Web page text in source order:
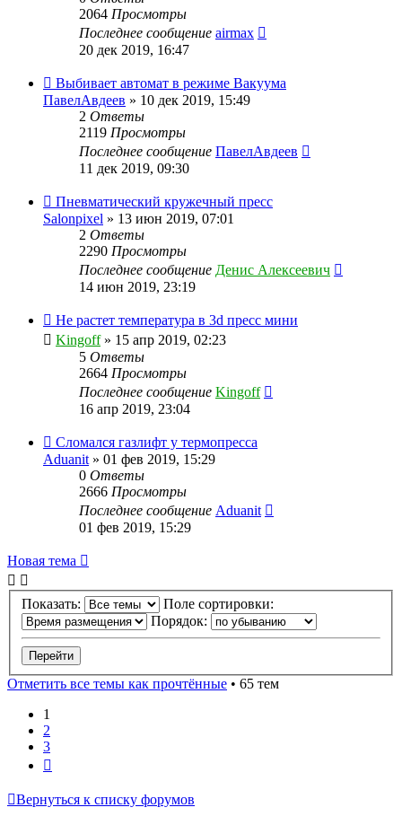
2064 Просмотры
Последнее сообщение airmax
20 дек 2019, 16:47
Выбивает автомат в режиме Вакуума
ПавелАвдеев » 10 дек 2019, 15:49
2 Ответы
2119 Просмотры
Последнее сообщение ПавелАвдеев
11 дек 2019, 09:30
Пневматический кружечный пресс
Salonpixel » 13 июн 2019, 07:01
2 Ответы
2290 Просмотры
Последнее сообщение Денис Алексеевич
14 июн 2019, 23:19
Не растет температура в 3d пресс мини
Kingoff» 15 апр 2019, 02:23
5 Ответы
2664 Просмотры
Последнее сообщение Kingoff
16 апр 2019, 23:04
Сломался газлифт у термопресса
Aduanit » 01 фев 2019, 15:29
0 Ответы
2666 Просмотры
Последнее сообщение Aduanit
01 фев 2019, 15:29
Новая тема
Показать:
Поле сортировки:
Порядок:
Отметить все темы как прочтённые • 65 тем
1
2
3
Вернуться к списку форумов